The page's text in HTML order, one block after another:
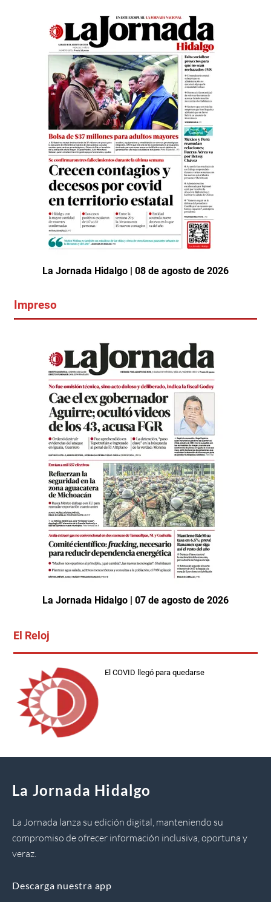
La Jornada Hidalgo | 08 de agosto de 2026
Impreso
La Jornada Hidalgo | 07 de agosto de 2026
El Reloj
El COVID llegó para quedarse
La Jornada Hidalgo
La Jornada lanza su edición digital, manteniendo su
compromiso de ofrecer información inclusiva, oportuna y
veraz.
Descarga nuestra app